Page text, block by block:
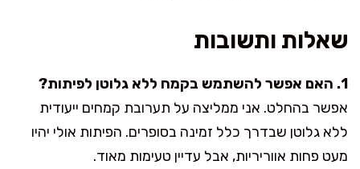
שאלות ותשובות
1. האם אפשר להשתמש בקמח ללא גלוטן לפיתות?
אפשר בהחלט. אני ממליצה על תערובת קמחים ייעודית
ללא גלוטן שבדרך כלל זמינה בסופרים. הפיתות אולי יהיו
מעט פחות אווריריות, אבל עדיין טעימות מאוד.